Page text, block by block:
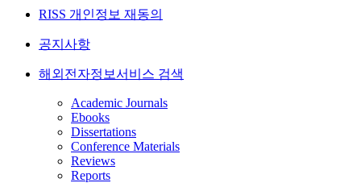
RISS 개인정보 재동의
공지사항
해외전자정보서비스 검색
Academic Journals
Ebooks
Dissertations
Conference Materials
Reviews
Reports